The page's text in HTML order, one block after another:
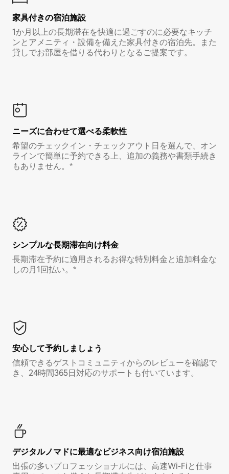
家具付き⁠の宿⁠泊⁠施⁠設
1か月以上の長期滞在を快適に過ごすのに必要なキッチ
ンとアメニティ・設備を備えた家具付きの宿泊先。また
貸しでお部屋を借りる代わりとなるご提案です。
ニーズに合わせて選べる柔軟性
希望のチェックイン・チェックアウト日を選んで、オン
ラインで簡単に予約できる上、追加の義務や書類手続き
もありません。*
シンプルな長期滞在向け料金
長期滞在予約に適用されるお得な特別料金と追加料金な
しの月1回払い。*
安心して予約しましょう
信頼できるゲストコミュニティからのレビューを確認で
き、24時間365日対応のサポートも付いています。
デジタルノマド⁠に最⁠適⁠なビ⁠ジ⁠ネ⁠ス⁠向⁠け宿⁠泊⁠施⁠設
出張の多いプロフェッショナルには、高速Wi-Fiと仕事